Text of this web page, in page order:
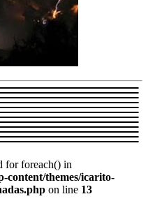
for foreach() in
themes/icarito-
on line 13